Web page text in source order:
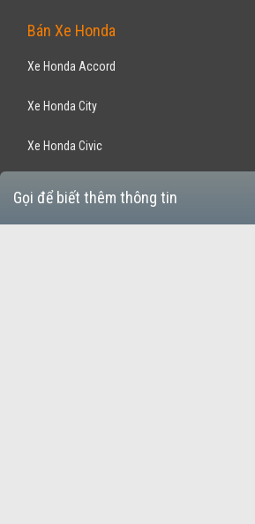
Gọi để biết thêm thông tin
Bán Xe Honda
Xe Honda Accord
Xe Honda City
Xe Honda Civic
Xe Honda Odyssey